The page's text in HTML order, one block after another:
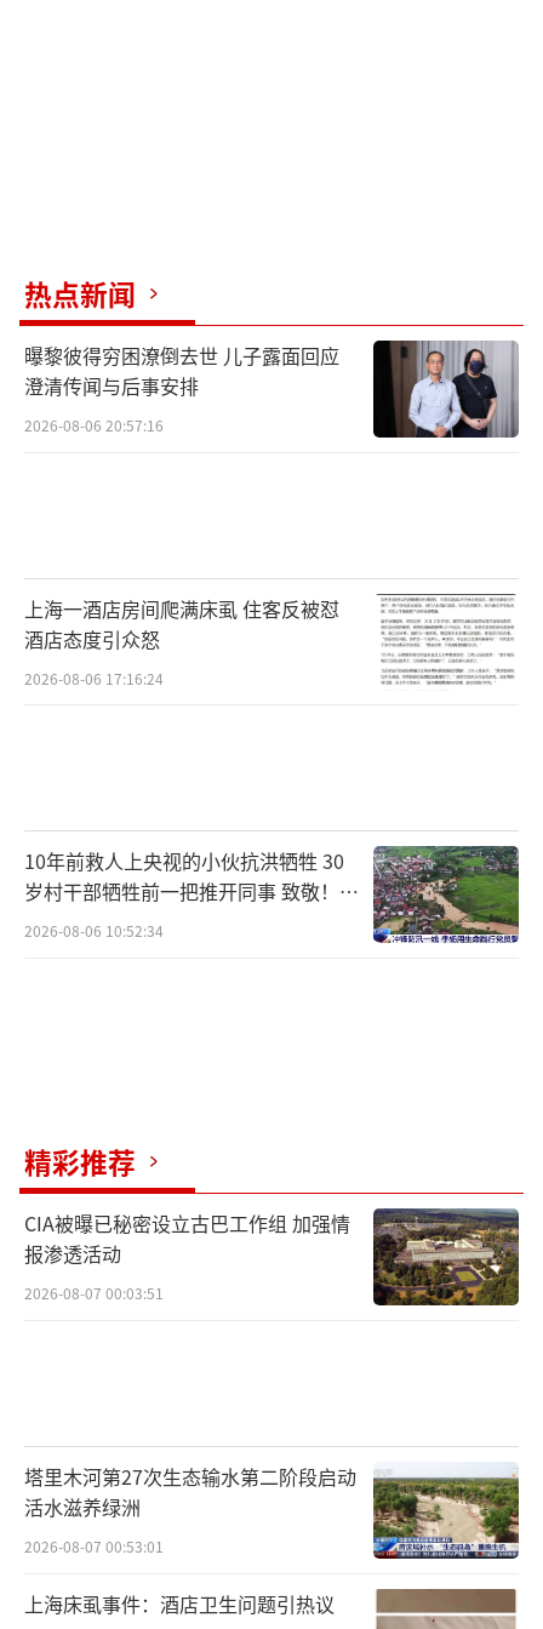
热点新闻
曝黎彼得穷困潦倒去世 儿子露面回应
澄清传闻与后事安排
2026-08-06 20:57:16
上海一酒店房间爬满床虱 住客反被怼
酒店态度引众怒
2026-08-06 17:16:24
10年前救人上央视的小伙抗洪牺牲 30
岁村干部牺牲前一把推开同事 致敬！送
别！
2026-08-06 10:52:34
精彩推荐
CIA被曝已秘密设立古巴工作组 加强情
报渗透活动
2026-08-07 00:03:51
塔里木河第27次生态输水第二阶段启动
活水滋养绿洲
2026-08-07 00:53:01
上海床虱事件：酒店卫生问题引热议